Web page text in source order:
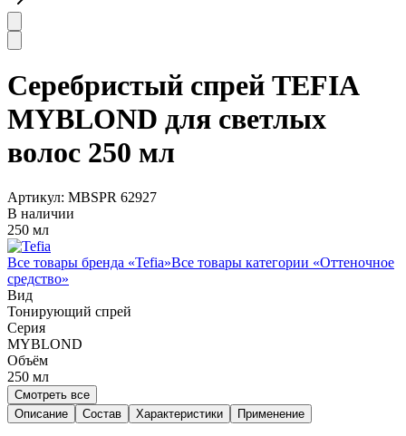
Серебристый спрей TEFIA
MYBLOND для светлых
волос 250 мл
Артикул: MBSPR 62927
В наличии
250 мл
Все товары бренда «Tefia»Все товары категории «Оттеночное
средство»
Вид
Тонирующий спрей
Серия
MYBLOND
Объём
250 мл
Смотреть все
Описание
Состав Характеристики Применение